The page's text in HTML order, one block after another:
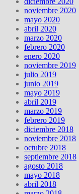
noviembre 2020
mayo 2020
abril 2020
marzo 2020
febrero 2020
enero 2020
noviembre 2019
julio 2019
junio 2019
mayo 2019
abril 2019
marzo 2019
febrero 2019
diciembre 2018
noviembre 2018
octubre 2018
septiembre 2018
agosto 2018
mayo 2018
abril 2018